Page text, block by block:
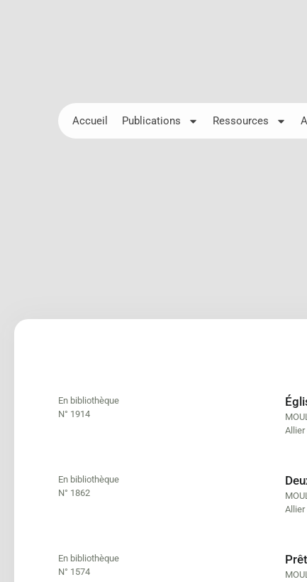
Accueil Publications Ressources
En bibliothèque
N° 1914
Allier
En bibliothèque
N° 1862
Allier
En bibliothèque
N° 1574